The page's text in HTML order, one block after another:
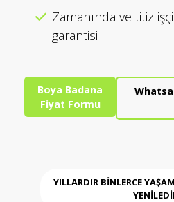
Zamanında ve titiz
garantisi
Boya Badana
Fiyat Formu
YILLARDIR BİNLERCE